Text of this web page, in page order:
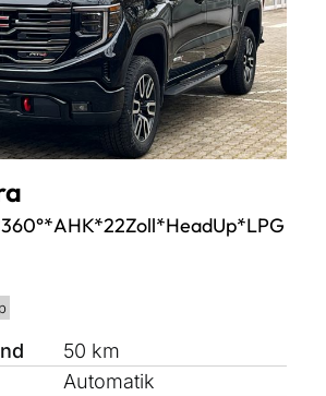
50 km
Automatik